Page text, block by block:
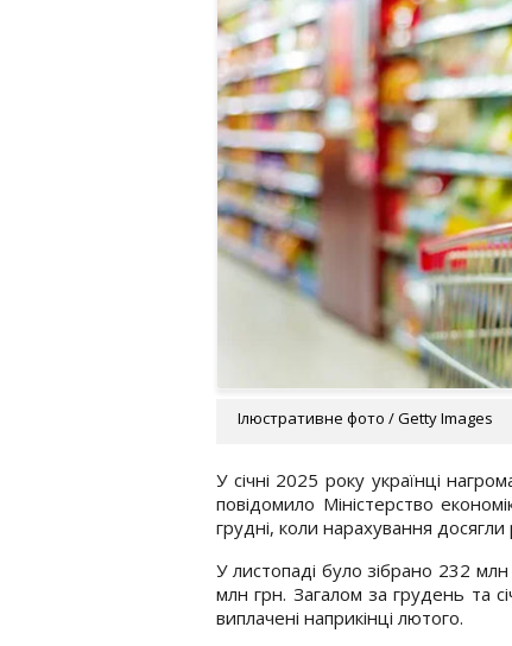
Ілюстративне фото / Getty Images
У січні 2025 року українці
повідомило Міністерство
грудні, коли нарахування
У листопаді було зібрано 232
млн ​​грн. Загалом за грудень та
виплачені наприкінці лютого.